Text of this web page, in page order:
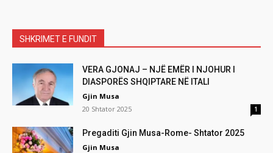
SHKRIMET E FUNDIT
VERA GJONAJ – NJË EMËR I NJOHUR I
DIASPORËS SHQIPTARE NË ITALI
Gjin Musa
20 Shtator 2025
1
Pregaditi Gjin Musa-Rome- Shtator 2025
Gjin Musa